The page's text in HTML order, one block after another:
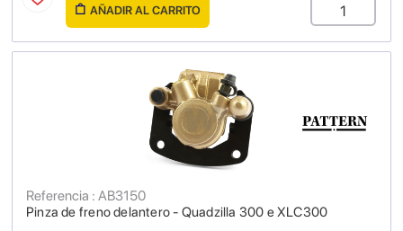
AÑADIR AL CARRITO
Pinza de freno delantero - Quadzilla 300 e XLC300
Referencia : AB3150